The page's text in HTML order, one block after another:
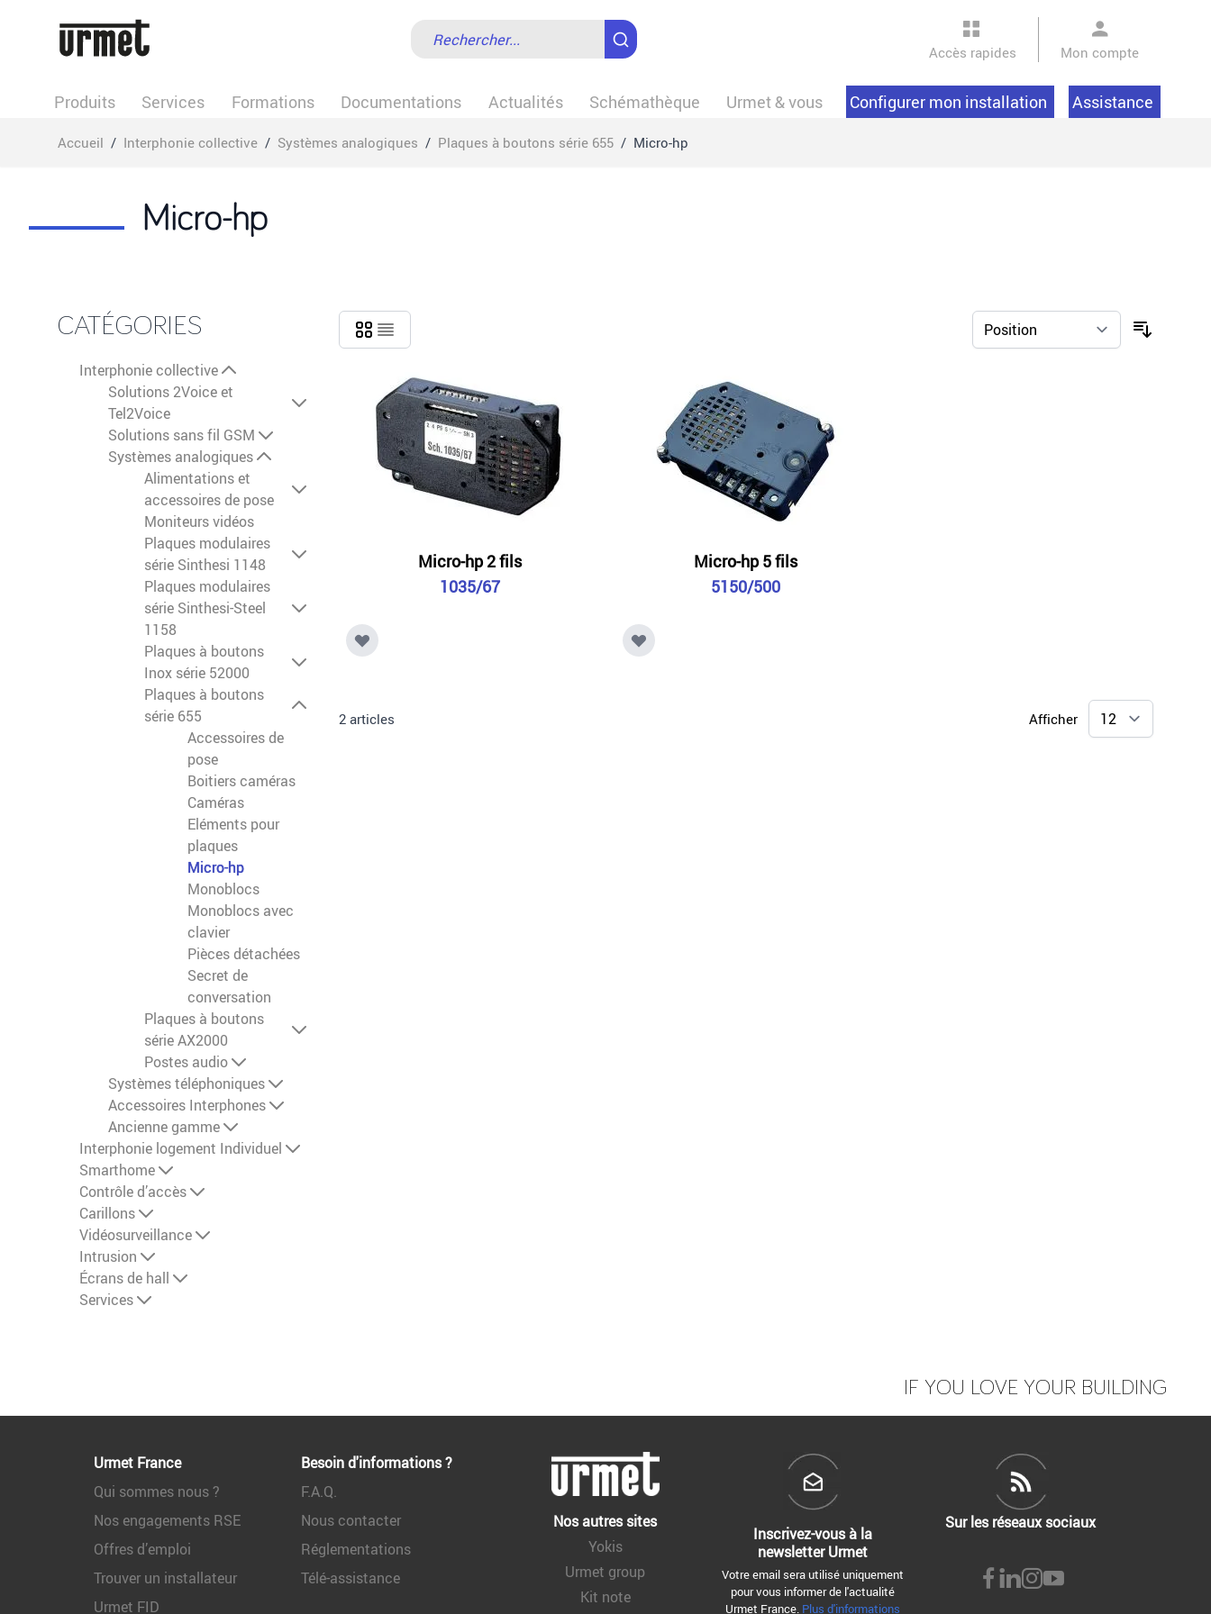
Accès rapides Mon compte
Produits Services Formations Documentations Actualités Schémathèque Urmet & vous Configurer mon installation Assistance
Accueil / Interphonie collective / Systèmes analogiques / Plaques à boutons série 655 / Micro-hp
Micro-hp
CATÉGORIES
Interphonie collective
Solutions 2Voice et
Tel2Voice
Solutions sans fil GSM
Systèmes analogiques
Alimentations et
accessoires de pose
Moniteurs vidéos
Plaques modulaires
série Sinthesi 1148
Plaques modulaires
série Sinthesi-Steel
1158
Plaques à boutons
Inox série 52000
Plaques à boutons
série 655
Accessoires de
pose
Boitiers caméras
Caméras
Eléments pour
plaques
Micro-hp
Monoblocs
Monoblocs avec
clavier
Pièces détachées
Secret de
conversation
Plaques à boutons
série AX2000
Postes audio
Systèmes téléphoniques
Accessoires Interphones
Ancienne gamme
Interphonie logement Individuel
Smarthome
Contrôle d’accès
Carillons
Vidéosurveillance
Intrusion
Écrans de hall
Services
Micro-hp 2 fils
1035/67
Micro-hp 5 fils
5150/500
2 articles Afficher
IF YOU LOVE YOUR BUILDING
Urmet France
Qui sommes nous ?
Nos engagements RSE
Offres d’emploi
Trouver un installateur
Urmet FID
Besoin d'informations ?
F.A.Q.
Nous contacter
Réglementations
Télé-assistance
Nos autres sites
Yokis
Urmet group
Kit note
Inscrivez-vous à la
newsletter Urmet
Votre email sera utilisé uniquement
pour vous informer de l'actualité
Urmet France. Plus d'informations
Sur les réseaux sociaux